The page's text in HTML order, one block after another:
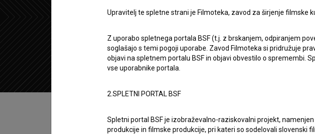
Upravitelj te spletne strani je Filmoteka, zavod za širjenje filmske
Z uporabo spletnega portala BSF (t.j. z brskanjem, odpiranjem
soglašajo s temi pogoji uporabe. Zavod Filmoteka si pridružuje
objavi na spletnem portalu BSF in objavi obvestilo o spremembi.
vse uporabnike portala.
2.SPLETNI PORTAL BSF
Spletni portal BSF je izobraževalno-raziskovalni projekt,
produkcije in filmske produkcije, pri kateri so sodelovali slovenski